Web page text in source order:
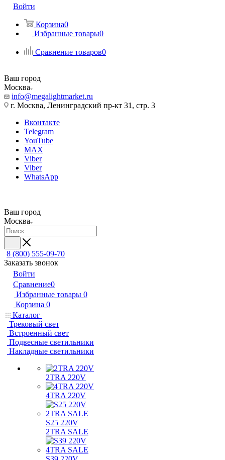
Войти
Корзина0
Избранные товары0
Сравнение товаров0
Ваш город
Москва
info@megalightmarket.ru
г. Москва, Ленинградский пр-кт 31, стр. 3
Вконтакте
Telegram
YouTube
MAX
Viber
Viber
WhatsApp
Ваш город
Москва
8 (800) 555-09-70
Заказать звонок
Войти
Сравнение0
Избранные товары 0
Корзина 0
Каталог
Трековый свет
Встроенный свет
Подвесные светильники
Накладные светильники
2TRA 220V
4TRA 220V
S25 220V
2TRA SALE